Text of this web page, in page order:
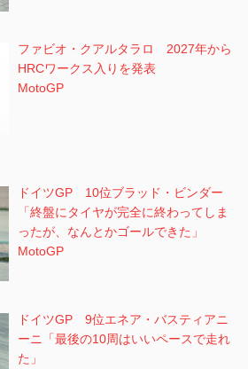
ファビオ・クアルタラロ 2027年から
HRCワークス入りを発表
MotoGP
ドイツGP 10位ブラッド・ビンダー
「終盤にタイヤが完全に終わってしま
ったが、なんとかゴールできた」
MotoGP
ドイツGP 9位エネア・バスティアニ
ーニ「最後の10周はいいペースで走れ
た」